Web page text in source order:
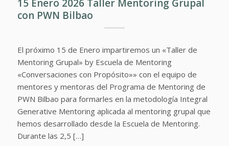
15 Enero 2026 Taller Mentoring Grupal
con PWN Bilbao
El próximo 15 de Enero impartiremos un «Taller de
Mentoring Grupal» by Escuela de Mentoring
«Conversaciones con Propósito»» con el equipo de
mentores y mentoras del Programa de Mentoring de
PWN Bilbao para formarles en la metodología Integral
Generative Mentoring aplicada al mentoring grupal que
hemos desarrollado desde la Escuela de Mentoring.
Durante las 2,5 […]